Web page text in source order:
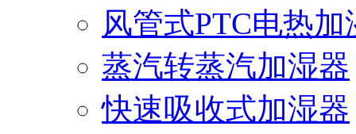
风管式PTC电热加
蒸汽转蒸汽加湿器
快速吸收式加湿器